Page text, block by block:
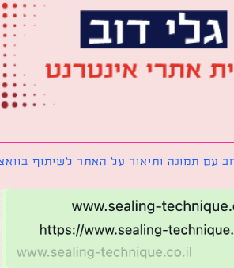
ותיאור על האתר לשיתוף בוואצאפ